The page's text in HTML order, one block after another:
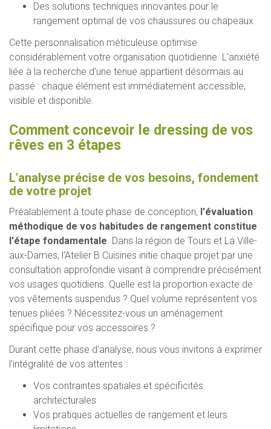
Des solutions techniques innovantes pour le
rangement optimal de vos chaussures ou chapeaux
Cette personnalisation méticuleuse optimise
considérablement votre organisation quotidienne. L'anxiété
liée à la recherche d'une tenue appartient désormais au
passé : chaque élément est immédiatement accessible,
visible et disponible.
Comment concevoir le dressing de vos
rêves en 3 étapes
L'analyse précise de vos besoins, fondement
de votre projet
Préalablement à toute phase de conception, l'évaluation
méthodique de vos habitudes de rangement constitue
l'étape fondamentale. Dans la région de Tours et La Ville-
aux-Dames, l'Atelier B Cuisines initie chaque projet par une
consultation approfondie visant à comprendre précisément
vos usages quotidiens. Quelle est la proportion exacte de
vos vêtements suspendus ? Quel volume représentent vos
tenues pliées ? Nécessitez-vous un aménagement
spécifique pour vos accessoires ?
Durant cette phase d'analyse, nous vous invitons à exprimer
l'intégralité de vos attentes :
Vos contraintes spatiales et spécificités
architecturales
Vos pratiques actuelles de rangement et leurs